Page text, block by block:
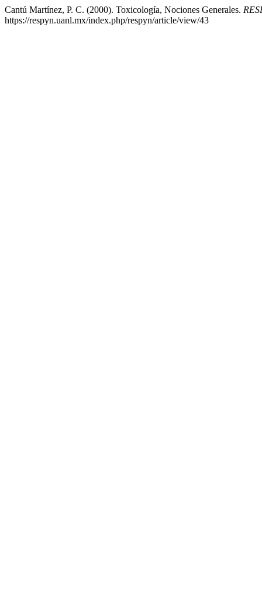
Cantú Martínez, P. C. (2000). Toxicología, Nociones Generales.
https://respyn.uanl.mx/index.php/respyn/article/view/43